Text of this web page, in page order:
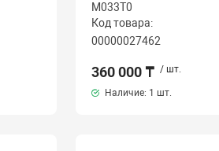
M033T0
Код товара:
00000027462
360 000 ₸ / шт.
Наличие: 1 шт.